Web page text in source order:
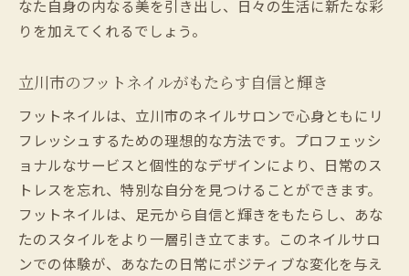
なた自身の内なる美を引き出し、日々の生活に新たな彩
りを加えてくれるでしょう。
立川市のフットネイルがもたらす自信と輝き
フットネイルは、立川市のネイルサロンで心身ともにリ
フレッシュするための理想的な方法です。プロフェッシ
ョナルなサービスと個性的なデザインにより、日常のス
トレスを忘れ、特別な自分を見つけることができます。
フットネイルは、足元から自信と輝きをもたらし、あな
たのスタイルをより一層引き立てます。このネイルサロ
ンでの体験が、あなたの日常にポジティブな変化を与え